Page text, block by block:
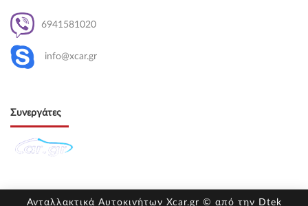
6941581020
info@xcar.gr
Συνεργάτες
Ανταλλακτικά Αυτοκινήτων Xcar.gr © από την Dtek